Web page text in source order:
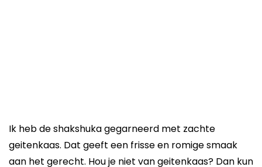
Ik heb de shakshuka gegarneerd met zachte
geitenkaas. Dat geeft een frisse en romige smaak
aan het gerecht. Hou je niet van geitenkaas? Dan kun